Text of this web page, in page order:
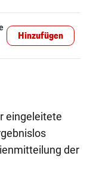
Hinzufügen
eingeleitete
der